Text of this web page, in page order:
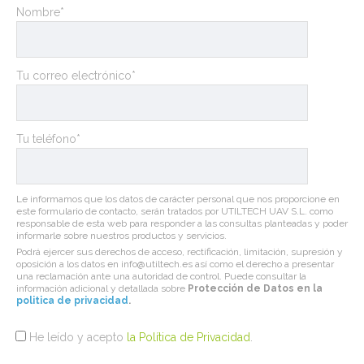
Nombre*
Tu correo electrónico*
Tu teléfono*
Le informamos que los datos de carácter personal que nos proporcione en
este formulario de contacto, serán tratados por UTILTECH UAV S.L. como
responsable de esta web para responder a las consultas planteadas y poder
informarle sobre nuestros productos y servicios.
Podrá ejercer sus derechos de acceso, rectificación, limitación, supresión y
oposición a los datos en info@utiltech.es así como el derecho a presentar
una reclamación ante una autoridad de control. Puede consultar la
información adicional y detallada sobre Protección de Datos en la
politica de privacidad.
He leído y acepto la Política de Privacidad.